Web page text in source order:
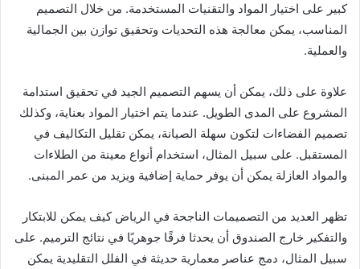
كبير على اختيار المواد والتقنيات المستخدمة. من خلال التصميم
المناسب، يمكن معالجة هذه التحديات وتحقيق توازن بين الجمالية
والعملية.
علاوة على ذلك، يمكن أن يسهم التصميم الجيد في تحقيق استدامة
المشروع على المدى الطويل. عندما يتم اختيار المواد بعناية، وكذلك
تصميم الفضاءات لتكون سهلة الصيانة، يمكن تقليل التكاليف في
المستقبل. على سبيل المثال، استخدام أنواع معينة من الطلاءات
والمواد العازلة يمكن أن يوفر حماية إضافية ويزيد من عمر المبنى.
تظهر العديد من التصميمات الناجحة في الرياض كيف يمكن للابتكار
والتفكير خارج الصندوق أن يحدثا فرقًا جوهريًا في نتائج الترميم. على
سبيل المثال، دمج عناصر معمارية حديثة في الفلل التقليدية يمكن